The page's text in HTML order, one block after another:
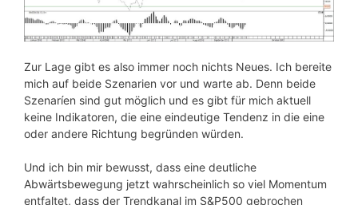
Zur Lage gibt es also immer noch nichts Neues. Ich bereite
mich auf beide Szenarien vor und warte ab. Denn beide
Szenaríen sind gut möglich und es gibt für mich aktuell
keine Indikatoren, die eine eindeutige Tendenz in die eine
oder andere Richtung begründen würden.
Und ich bin mir bewusst, dass eine deutliche
Abwärtsbewegung jetzt wahrscheinlich so viel Momentum
entfaltet, dass der Trendkanal im S&P500 gebrochen